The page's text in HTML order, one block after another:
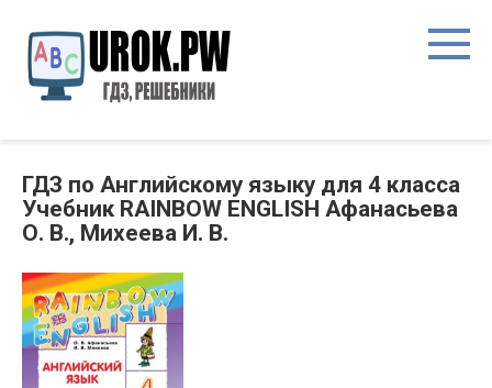
ГДЗ по Английскому языку для 4 класса
Учебник RAINBOW ENGLISH Афанасьева
О. В., Михеева И. В.